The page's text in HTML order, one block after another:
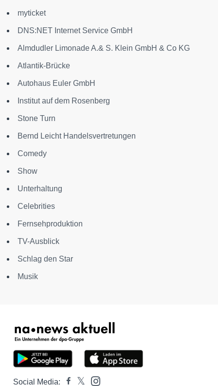
myticket
DNS:NET Internet Service GmbH
Almdudler Limonade A.& S. Klein GmbH & Co KG
Atlantik-Brücke
Autohaus Euler GmbH
Institut auf dem Rosenberg
Stone Turn
Bernd Leicht Handelsvertretungen
Comedy
Show
Unterhaltung
Celebrities
Fernsehproduktion
TV-Ausblick
Schlag den Star
Musik
Social Media: